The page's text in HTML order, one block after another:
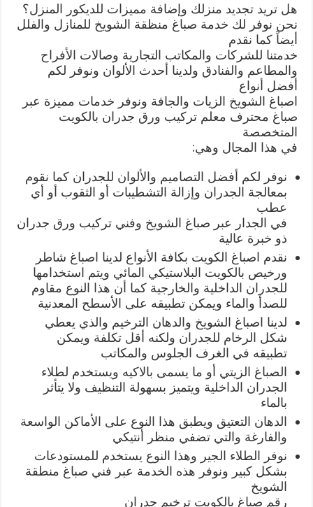
هل تريد تجديد منزلك وإضافة مميزات للديكور المنزل؟
نحن نوفر لك خدمة صباغ منظقة الشويخ للمنازل والفلل
أيضاً كما نقدم
خدمتنا للشركات والمكاتب التجارية وصالات الأفراح
والمطاعم والفنادق ولدينا أحدث الألوان ونوفر لكم
أفضل أنواع
اصباغ الشويخ الزيات والجافة ونوفر خدمات مميزة عبر
صباغ محترف معلم تركيب ورق جدران بالكويت
المتخصصة
في هذا المجال وهي:
نوفر لكم أفضل التصاميم والألوان للجدران كما نقوم
بمعالجة الجدران وإزالة التشطيبات أو الثقوب أو أي
عطب
في الجدار عبر صباغ الشويخ وفني تركيب ورق جدران
ذو خبرة عالية
نقدم اصباغ الكويت بكافة الأنواع لدينا اصباغ شاطر
ورخيص بالكويت البلاستيكي المائي ويتم استخدامها
للجدران الداخلية والخارجية كما أن هذا النوع مقاوم
للصدأ والماء ويمكن تطبيقه على الأسطح المعدنية
لدينا اصباغ الشويخ والدهان الترخيم والذي يعطي
شكل الرخام للجدران ولكنه أقل تكلفة ويمكن
تطبيقه في الغرف الجلوس والمكاتب
الصباغ الزيتي أو ما يسمى بالاكيه ويستخدم لطلاء
الجدران الداخلية ويتميز بسهولة التنظيف ولا يتأثر
بالماء
الدهان التعتيق ويطبق هذا النوع على الأماكن الواسعة
والفارغة والتي تضفي منظر أنتيكي
نوفر الطلاء الجير وهذا النوع يستخدم للمستودعات
بشكل كبير ونوفر هذه الخدمة عبر فني صباغ منطقة
الشويخ
رقم صباغ بالكويت ترخيم جدران